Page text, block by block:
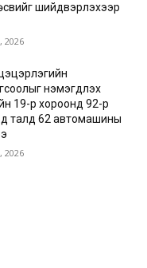
шийдвэрлэхээр
2026
нэмэгдүүлэх
19-р хороонд 92-р
талд 62 автомашины
2026